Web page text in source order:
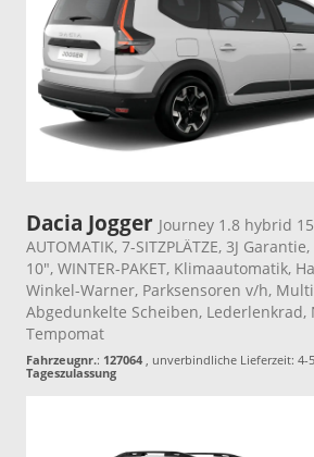
Dacia Jogger Journey 1.8 hybrid
AUTOMATIK, 7-SITZPLÄTZE, 3J
10", WINTER-PAKET, Klimaautomatik,
Winkel-Warner, Parksensoren v/h,
Abgedunkelte Scheiben, Lederlenkrad,
Tempomat
Fahrzeugnr.: 127064 , unverbindliche Lieferzeit: 4-
Tageszulassung